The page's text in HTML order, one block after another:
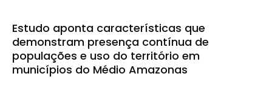
Estudo aponta características que
demonstram presença contínua de
populações e uso do território em
municípios do Médio Amazonas